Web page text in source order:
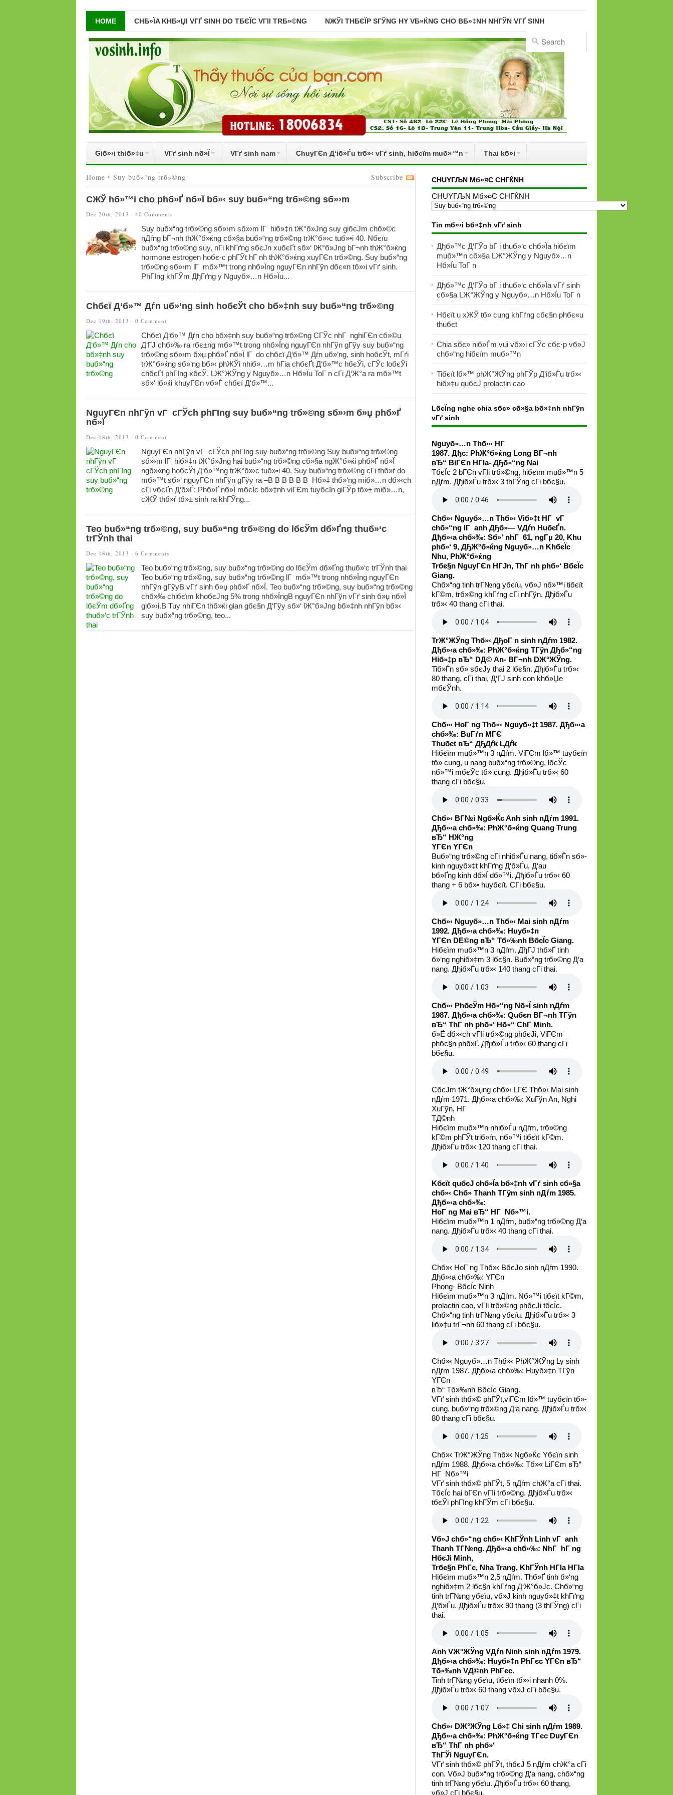
HOME CHБ»ЇA KHБ»ЏI VГҐ SINH DO TБЄЇC VГІI TRБ»©NG NЖЎI THБЄЇP SГЎNG HY VБ»ЌNG CHO BБ»‡NH NHГЎN VГҐ SINH
Giб»›i thiб»‡u VГґ sinh nб»Ї VГґ sinh nam ChuyГЄn Д‘iб»Ѓu trб»‹ vГґ sinh, hiбєїm muб»™n Thai kб»і
Home Suy buб»“ng trб»©ng Subscribe
CЖЎ hб»™i cho phб»Ґ nб»Ї bб»‹ suy buб»“ng trб»©ng sб»›m
Dec 20th, 2013 · 40 Comments
Suy buб»“ng trб»©ng sб»›m sб»›m lГ hiб»‡n tЖ°б»Јng suy giбєЈm chб»©c
nДѓng bГ¬nh thЖ°б»ќng cб»§a buб»“ng trб»©ng trЖ°б»›c tuб»•i 40. Nбєїu
buб»“ng trб»©ng suy, nГі khГґng sбєЈn xuбєҐt sб»‘ lЖ°б»Јng bГ¬nh thЖ°б»ќng
hormone estrogen hoбє·c phГЎt hГ nh thЖ°б»ќng xuyГЄn trб»©ng. Suy buб»“ng
trб»©ng sб»›m lГ mб»™t trong nhб»Їng nguyГЄn nhГўn dбє«n tб»›i vГґ sinh.
PhГІng khГЎm ДђГґng y Nguyб»…n Hб»Їu...
Chбєї Д‘б»™ Дѓn uб»‘ng sinh hoбєЎt cho bб»‡nh suy buб»“ng trб»©ng
Dec 19th, 2013 · 0 Comment
Chбєї Д‘б»™ Дѓn cho bб»‡nh suy buб»“ng trб»©ng CГЎc nhГ nghiГЄn cб»©u
Д‘ГЈ chб»‰ ra rбє±ng mб»™t trong nhб»Їng nguyГЄn nhГўn gГўy suy buб»“ng
trб»©ng sб»›m б»џ phб»Ґ nб»Ї lГ do chбєї Д‘б»™ Дѓn uб»‘ng, sinh hoбєЎt, mГґi
trЖ°б»ќng sб»‘ng bб»‹ phЖЎi nhiб»…m hГіa chбєҐt Д‘б»™c hбєЎi, cГЎc loбєЎi
chбєҐt phГІng xбєЎ. LЖ°ЖЎng y Nguyб»…n Hб»Їu ToГ n cГі Д‘Ж°a ra mб»™t
sб»‘ lб»ќi khuyГЄn vб»Ѓ chбєї Д‘б»™...
NguyГЄn nhГўn vГ cГЎch phГІng suy buб»“ng trб»©ng sб»›m б»џ phб»Ґ
nб»Ї
Dec 18th, 2013 · 0 Comment
NguyГЄn nhГўn vГ cГЎch phГІng suy buб»“ng trб»©ng Suy buб»“ng trб»©ng
sб»›m lГ hiб»‡n tЖ°б»Јng hai buб»“ng trб»©ng cб»§a ngЖ°б»ќi phб»Ґ nб»Ї
ngб»«ng hoбєЎt Д‘б»™ng trЖ°б»›c tuб»•i 40. Suy buб»“ng trб»©ng cГі thб»ѓ do
mб»™t sб»‘ nguyГЄn nhГўn gГўy ra –В В В В В В Hб»‡ thб»‘ng miб»…n dб»‹ch
cГі vбєҐn Д‘б»Ѓ: Phб»Ґ nб»Ї mбєЇc bб»‡nh viГЄm tuyбєїn giГЎp tб»± miб»…n,
cЖЎ thб»ѓ tб»± sinh ra khГЎng...
Teo buб»“ng trб»©ng, suy buб»“ng trб»©ng do lбєЎm dб»Ґng thuб»‘c
trГЎnh thai
Dec 18th, 2013 · 6 Comments
Teo buб»“ng trб»©ng, suy buб»“ng trб»©ng do lбєЎm dб»Ґng thuб»‘c trГЎnh thai
Teo buб»“ng trб»©ng, suy buб»“ng trб»©ng lГ mб»™t trong nhб»Їng nguyГЄn
nhГўn gГўyВ vГґ sinh б»џ phб»Ґ nб»Ї. Teo buб»“ng trб»©ng, suy buб»“ng trб»©ng
chб»‰ chiбєїm khoбєЈng 5% trong nhб»ЇngВ nguyГЄn nhГўn vГґ sinh б»џ nб»Ї
giб»›i.В Tuy nhiГЄn thб»ќi gian gбє§n Д‘Гўy sб»‘ lЖ°б»Јng bб»‡nh nhГўn bб»‹
suy buб»“ng trб»©ng, teo...
CHUYГЉN Mб»¤C CHГЌNH
CHUYГЉN Mб»¤C CHГЌNH
Tin mб»›i bб»‡nh vГґ sinh
Дђб»™c Д‘ГЎo bГ i thuб»‘c chб»Їa hiбєїm
muб»™n cб»§a LЖ°ЖЎng y Nguyб»…n
Hб»Їu ToГ n
Дђб»™c Д‘ГЎo bГ i thuб»‘c chб»Їa vГґ sinh
cб»§a LЖ°ЖЎng y Nguyб»…n Hб»Їu ToГ n
Hбєїt u xЖЎ tб»­ cung khГґng cбє§n phбє«u
thuбє­t
Chia sбє» niб»Ѓm vui vб»›i cГЎc cбє·p vб»Ј
chб»“ng hiбєїm muб»™n
Tiбєїt lб»™ phЖ°ЖЎng phГЎp Д‘iб»Ѓu trб»‹
hiб»‡u quбєЈ prolactin cao
LбєЇng nghe chia sбє» cб»§a bб»‡nh nhГўn
vГґ sinh
Nguyб»…n Thб»‹ HГ
1987. Дђc: PhЖ°б»ќng Long BГ¬nh
вЂ“ BiГЄn HГІa- Дђб»“ng Nai
TбєЇc 2 bГЄn vГІi trб»©ng, hiбєїm muб»™n 5
nДѓm. Дђiб»Ѓu trб»‹ 3 thГЎng cГі bбє§u.
Chб»‹ Nguyб»…n Thб»‹ Viб»‡t HГ vГ
chб»“ng lГ anh Дђб»— VДѓn HuбєҐn.
Дђб»‹a chб»‰: Sб»‘ nhГ 61, ngГµ 20, Khu
phб»‘ 9, ДђЖ°б»ќng Nguyб»…n KhбєЇc
Nhu, PhЖ°б»ќng
Trбє§n NguyГЄn HГЈn, ThГ nh phб»‘ BбєЇc
Giang.
Chб»“ng tinh trГ№ng yбєїu, vб»Ј nб»™i tiбєїt
kГ©m, trб»©ng khГґng cГі nhГўn. Дђiб»Ѓu
trб»‹ 40 thang cГі thai.
TrЖ°ЖЎng Thб»‹ ДђoГ n sinh nДѓm 1982.
Дђб»‹a chб»‰: PhЖ°б»ќng TГўn Дђб»“ng
Hiб»‡p вЂ“ DД© An- BГ¬nh DЖ°ЖЎng.
Tiб»Ѓn sб»­ sбєЈy thai 2 lбє§n. Дђiб»Ѓu trб»‹
80 thang, cГі thai, Д‘ГЈ sinh con khб»Џe
mбєЎnh.
Chб»‹ HoГ ng Thб»‹ Nguyб»‡t 1987. Дђб»‹a
chб»‰: BuГґn MГЄ
Thuбє­t вЂ“ ДђДѓk LДѓk
Hiбєїm muб»™n 3 nДѓm. ViГЄm lб»™ tuyбєїn
tб»­ cung, u nang buб»“ng trб»©ng, lбєЎc
nб»™i mбєЎc tб»­ cung. Дђiб»Ѓu trб»‹ 60
thang cГі bбє§u.
Chб»‹ BГ№i Ngб»Ќc Anh sinh nДѓm 1991.
Дђб»‹a chб»‰: PhЖ°б»ќng Quang Trung
вЂ“ HЖ°ng
YГЄn YГЄn
Buб»“ng trб»©ng cГі nhiб»Ѓu nang, tiб»Ѓn sб»­
kinh nguyб»‡t khГґng Д‘б»Ѓu, Д‘au
bб»Ґng kinh dб»Ї dб»™i. Дђiб»Ѓu trб»‹ 60
thang + 6 bб»• huyбєїt. CГі bбє§u.
Chб»‹ Nguyб»…n Thб»‹ Mai sinh nДѓm
1992. Дђб»‹a chб»‰: Huyб»‡n
YГЄn DЕ©ng вЂ“ Tб»‰nh BбєЇc Giang.
Hiбєїm muб»™n 3 nДѓm. ДђГЈ thб»Ґ tinh
б»‘ng nghiб»‡m 3 lбє§n. Buб»“ng trб»©ng Д‘a
nang. Дђiб»Ѓu trб»‹ 140 thang cГі thai.
Chб»‹ PhбєЎm Hб»“ng Nб»Ї sinh nДѓm
1987. Дђб»‹a chб»‰: Quбє­n BГ¬nh TГўn
вЂ“ ThГ nh phб»‘ Hб»“ ChГ­ Minh.
б»Ё dб»‹ch vГІi trб»©ng phбєЈi, ViГЄm
phбє§n phб»Ґ. Дђiб»Ѓu trб»‹ 60 thang cГі
bбє§u.
CбєЈm tЖ°б»џng chб»‹ LГЄ Thб»‹ Mai sinh
nДѓm 1971. Дђб»‹a chб»‰: XuГўn An, Nghi
XuГўn, HГ
TД©nh
Hiбєїm muб»™n nhiб»Ѓu nДѓm, trб»©ng
kГ©m phГЎt triб»ѓn, nб»™i tiбєїt kГ©m.
Дђiб»Ѓu trб»‹ 120 thang cГі thai.
Kбєїt quбєЈ chб»Їa bб»‡nh vГґ sinh cб»§a
chб»‹ Chб»­ Thanh TГўm sinh nДѓm 1985.
Дђб»‹a chб»‰:
HoГ ng Mai вЂ“ HГ Nб»™i.
Hiбєїm muб»™n 1 nДѓm, buб»“ng trб»©ng Д‘a
nang. Дђiб»Ѓu trб»‹ 40 thang cГі thai.
Chб»‹ HoГ ng Thб»‹ BбєЈo sinh nДѓm 1990.
Дђб»‹a chб»‰: YГЄn
Phong- BбєЇc Ninh
Hiбєїm muб»™n 3 nДѓm. Nб»™i tiбєїt kГ©m,
prolactin cao, vГІi trб»©ng phбєЈi tбєЇc.
Chб»“ng tinh trГ№ng yбєїu. Дђiб»Ѓu trб»‹ 3
liб»‡u trГ¬nh 60 thang cГі bбє§u.
Chб»‹ Nguyб»…n Thб»‹ PhЖ°ЖЎng Ly sinh
nДѓm 1987. Дђб»‹a chб»‰: Huyб»‡n TГўn
YГЄn
вЂ“ Tб»‰nh BбєЇc Giang.
VГґ sinh thб»© phГЎt,viГЄm lб»™ tuyбєїn tб»­
cung, buб»“ng trб»©ng Д‘a nang. Дђiб»Ѓu trб»‹
80 thang cГі bбє§u.
Chб»‹ TrЖ°ЖЎng Thб»‹ Ngб»Ќc Yбєїn sinh
nДѓm 1988. Дђб»‹a chб»‰: Tб»« LiГЄm вЂ“
HГ Nб»™i
VГґ sinh thб»© phГЎt, 5 nДѓm chЖ°a cГі thai.
TбєЇc hai bГЄn vГІi trб»©ng. Дђiб»Ѓu trб»‹
tбєЎi phГІng khГЎm cГі bбє§u.
Vб»Ј chб»“ng chб»‹ KhГЎnh Linh vГ anh
Thanh TГ№ng. Дђб»‹a chб»‰: NhГ hГ ng
HбєЈi Minh,
Trбє§n PhГє, Nha Trang, KhГЎnh HГІa HГІa
Hiбєїm muб»™n 2,5 nДѓm. Thб»Ґ tinh б»‘ng
nghiб»‡m 2 lбє§n khГґng Д‘Ж°б»Јc. Chб»“ng
tinh trГ№ng yбєїu, vб»Ј kinh nguyб»‡t khГґng
Д‘б»Ѓu. Дђiб»Ѓu trб»‹ 90 thang (3 thГЎng) cГі
thai.
Anh VЖ°ЖЎng VДѓn Ninh sinh nДѓm 1979.
Дђб»‹a chб»‰: Huyб»‡n PhГєc YГЄn вЂ“
Tб»‰nh VД©nh PhГєc.
Tinh trГ№ng yбєїu, tiбєїn tб»›i nhanh 0%.
Дђiб»Ѓu trб»‹ 60 thang vб»Ј cГі bбє§u.
Chб»‹ DЖ°ЖЎng Lб»‡ Chi sinh nДѓm 1989.
Дђб»‹a chб»‰: PhЖ°б»ќng TГєc DuyГЄn
вЂ“ ThГ nh phб»‘
ThГЎi NguyГЄn.
VГґ sinh thб»© phГЎt, thбєЈ 5 nДѓm chЖ°a cГі
con. Vб»Ј buб»“ng trб»©ng Д‘a nang, chб»“ng
tinh trГ№ng yбєїu. Дђiб»Ѓu trб»‹ 60 thang,
vб»Ј cГі bбє§u.